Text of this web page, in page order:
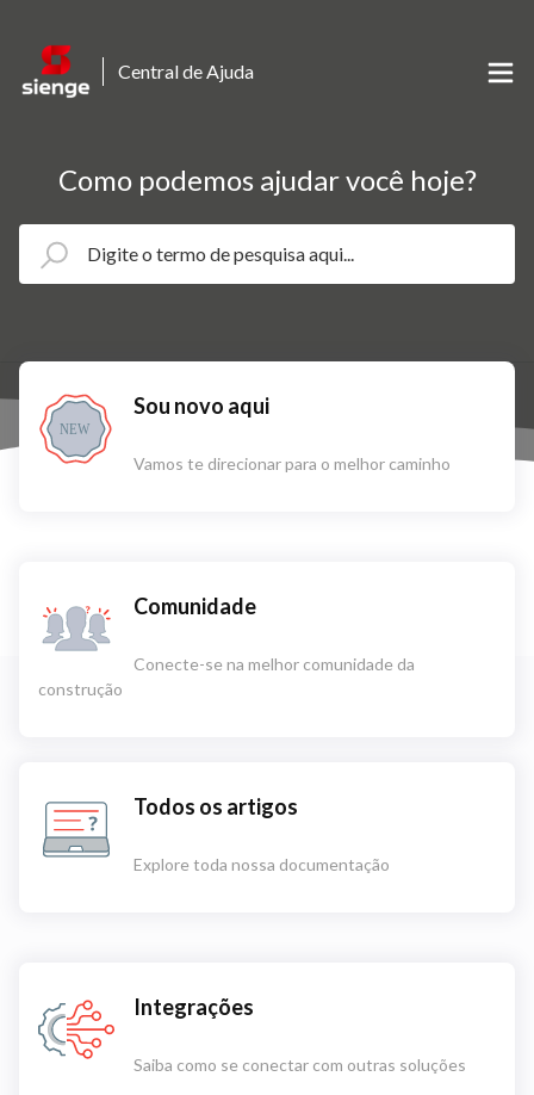
Central de Ajuda
Como podemos ajudar você hoje?
NEW
Sou novo aqui
Vamos te direcionar para o melhor caminho
Comunidade
Conecte-se na melhor comunidade da
construção
Todos os artigos
Explore toda nossa documentação
Integrações
Saiba como se conectar com outras soluções